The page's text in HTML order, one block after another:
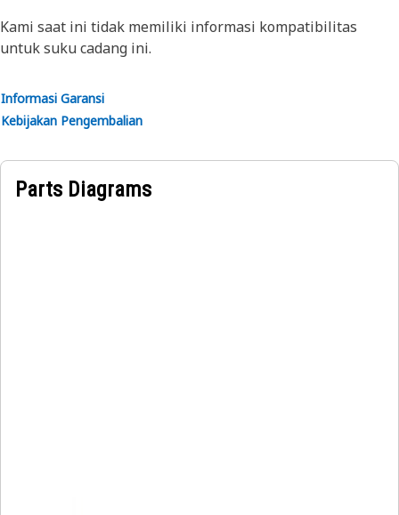
Kami saat ini tidak memiliki informasi kompatibilitas
untuk suku cadang ini.
Informasi Garansi
Kebijakan Pengembalian
Parts Diagrams